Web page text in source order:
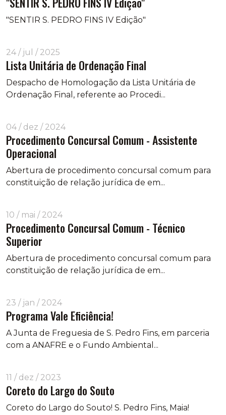
"SENTIR S. PEDRO FINS IV Edição"
24 / jul / 2025
Lista Unitária de Ordenação Final
Despacho de Homologação da Lista Unitária de
Ordenação Final, referente ao Procedi...
04 / dez / 2024
Procedimento Concursal Comum - Assistente
Operacional
Abertura de procedimento concursal comum para
constituição de relação jurídica de em...
10 / mai / 2024
Procedimento Concursal Comum - Técnico
Superior
Abertura de procedimento concursal comum para
constituição de relação jurídica de em...
23 / jan / 2024
Programa Vale Eficiência!
A Junta de Freguesia de S. Pedro Fins, em parceria
com a ANAFRE e o Fundo Ambiental...
11 / dez / 2023
Coreto do Largo do Souto
Coreto do Largo do Souto! S. Pedro Fins, Maia!